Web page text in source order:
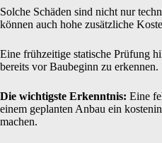
Solche Schäden sind nicht nur
können auch hohe zusätzliche
Eine frühzeitige statische Prüfung
bereits vor Baubeginn zu erkennen.
Die wichtigste Erkenntnis: Eine
einem geplanten Anbau ein
machen.